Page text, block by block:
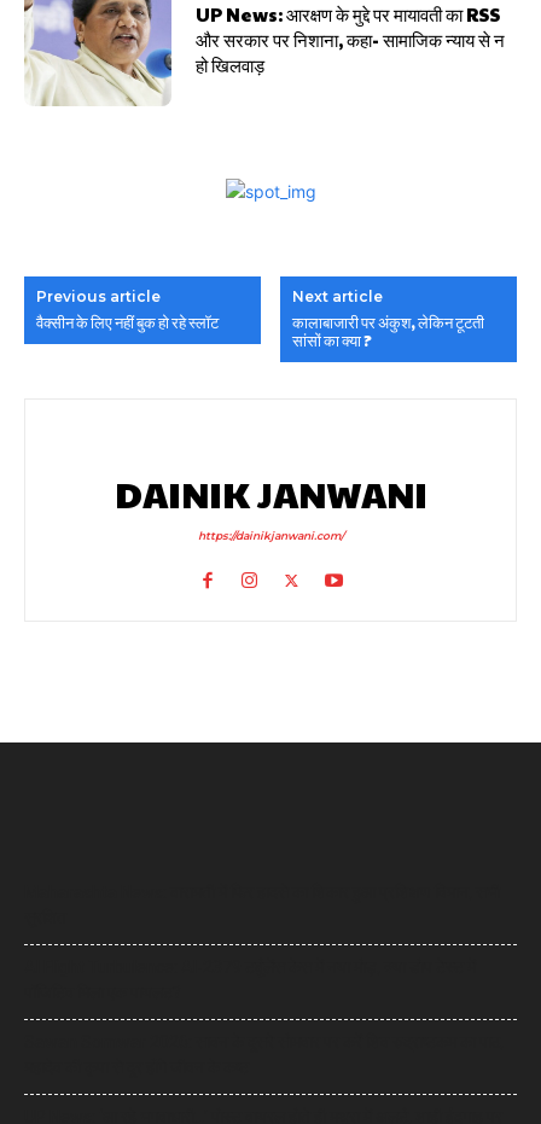
UP News: आरक्षण के मुद्दे पर मायावती का RSS
और सरकार पर निशाना, कहा- सामाजिक न्याय से न
हो खिलवाड़
Previous article
वैक्सीन के लिए नहीं बुक हो रहे स्लॉट
Next article
कालाबाजारी पर अंकुश, लेकिन टूटती
सांसों का क्या ?
DAINIK JANWANI
https://dainikjanwani.com/